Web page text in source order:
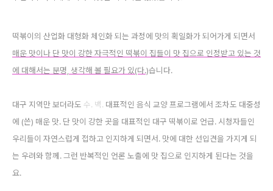
떡볶이의 산업화 대형화 체인화 되는 과정에 맛의 획일화가 되어가게 되면서
매운 맛이나 단 맛이 강한 자극적인 떡볶이 집들이 맛 집으로 인정받고 있는 것
에 대해서는 분명, 생각해 볼 필요가 있(다.)습니다.
대구 지역만 보더라도 수. 백. 대표적인 음식 교양 프로그램에서 조차도 대중성
에 (쓴) 매운 맛. 단 맛이 강한 곳을 대표적인 대구 떡볶이로 언급. 시청자들인
우리들이 자연스럽게 접하고 인지하게 되면서. 맛에 대한 선입견을 가지게 되
는 우려와 함께. 그런 반복적인 언론 노출에 맛 집으로 인지하게 된다는 것을
요.